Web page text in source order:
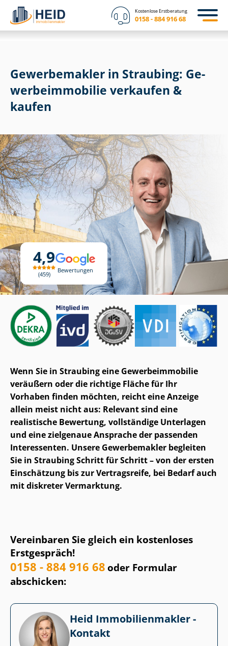
Kostenlose Erstberatung
0158 - 884 916 68
4,9
459
Bewertungen
Gewerbemakler in Straubing: Ge­
wer­be­im­mo­bi­lie verkaufen &
kaufen
Wenn Sie in Straubing eine Ge­wer­be­im­mo­bi­lie
veräußern oder die richtige Fläche für Ihr
Vorhaben finden möchten, reicht eine Anzeige
allein meist nicht aus: Relevant sind eine
realistische Bewertung, vollständige Unterlagen
und eine zielgenaue Ansprache der passenden
Interessenten. Unsere Gewerbemakler begleiten
Sie in Straubing Schritt für Schritt – von der ersten
Einschätzung bis zur Vertragsreife, bei Bedarf auch
mit diskreter Vermarktung.
Vereinbaren Sie gleich ein kostenloses
Erstgespräch!
0158 - 884 916 68oder Formular
abschicken:
Heid Im­mo­bi­li­en­mak­ler -
Kontakt